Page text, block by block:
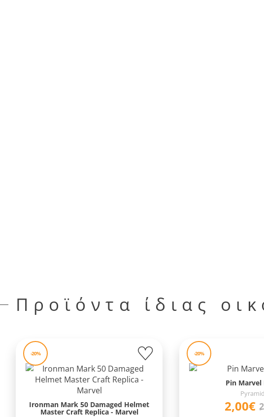
Προϊόντα ίδιας
-20%
Ironman Mark 50 Damaged Helmet
Master Craft Replica - Marvel
-20%
Pin Marvel
Pyramid
2,00€